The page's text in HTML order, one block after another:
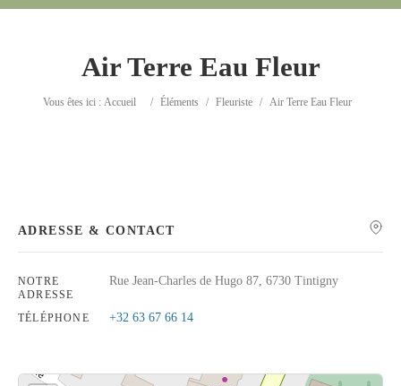
Catégorie
Air Terre Eau Fleur
Vous êtes ici : Accueil / Éléments / Fleuriste / Air Terre Eau Fleur
ADRESSE & CONTACT
NOTRE
ADRESSE
Rue Jean-Charles de Hugo 87, 6730 Tintigny
TÉLÉPHONE +32 63 67 66 14